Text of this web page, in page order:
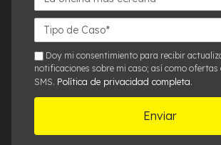
oficina
más
cercana*
Detalles
del
Caso*
smsDoy mi consentimiento para recibir
notificaciones sobre mi caso; así como ofertas
SMS. Política de privacidad completa.